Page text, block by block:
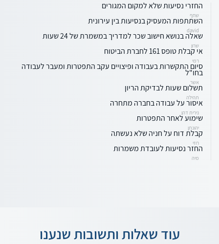
החזרי נסיעות שלא למקום המגורים
שחף
השתתפות המעסיק בנסיעות בין עירונית
david
שאלה בנושא חישוב שכר למדריך במשמרת של 24 שעות
שרון
אי קבלת טופס 161 לחברת הביטוח
רמי
סיום התקשרות בעבודה ופיצויים עקב התפטרות ומעבר לעבודה
בחו"ל
אשר
תשלום שעות לבדיקת הריון
תהילה
איסור על עבודה בחברה מתחרה
נירית דהן
שימוע לאחר התפטרות
יהונתן
קבלת דוח על חניה שלא נעשתה
רוזי
החזר נסיעות לעובדת משמרות
מיה
עוד שאלות ותשובות שנענו